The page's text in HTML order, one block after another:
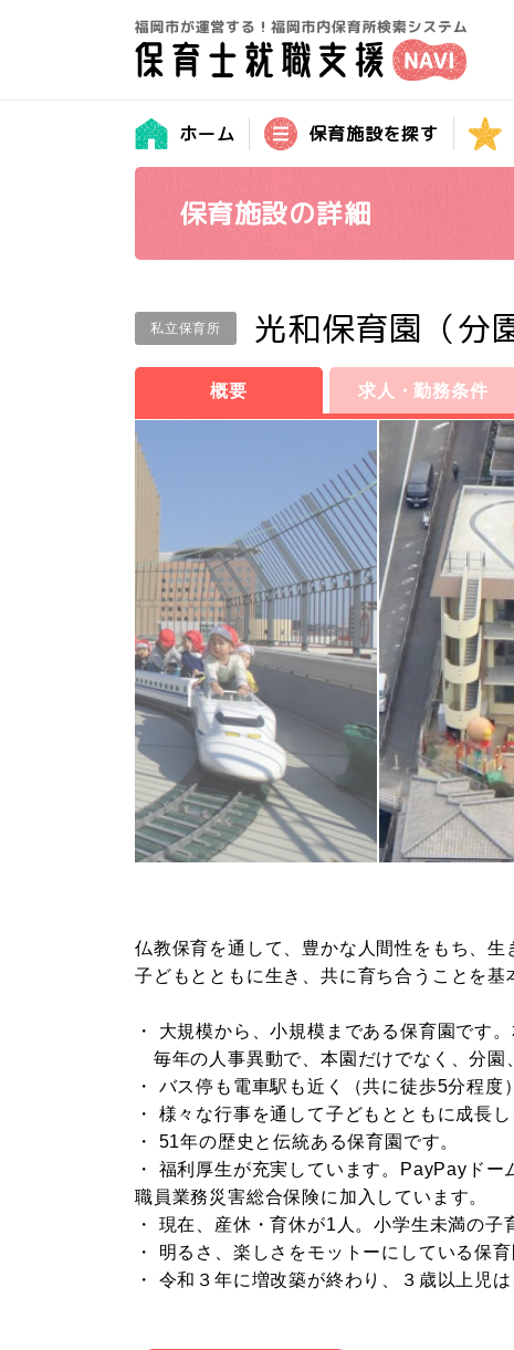
ホーム 保育施設を探す
保育施設の詳細
私立保育所 光和保育園（分
概要 求人・勤務条件
仏教保育を通して、豊かな人間性をもち、生
子どもとともに生き、共に育ち合うことを基
・ 大規模から、小規模まである保育園です
毎年の人事異動で、本園だけでなく、分園
・ バス停も電車駅も近く（共に徒歩5分程度
・ 様々な行事を通して子どもとともに成長
・ 51年の歴史と伝統ある保育園です。
・ 福利厚生が充実しています。PayPayドー
職員業務災害総合保険に加入しています。
・ 現在、産休・育休が1人。小学生未満の
・ 明るさ、楽しさをモットーにしている保育
・ 令和３年に増改築が終わり、３歳以上児